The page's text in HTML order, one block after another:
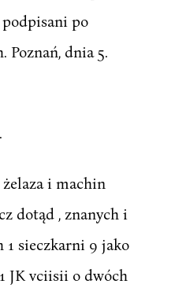
po
dnia 5.
i machin
dotąd , znanych i
1 sieczkarni 9 jako
JK vciisii o dwóch